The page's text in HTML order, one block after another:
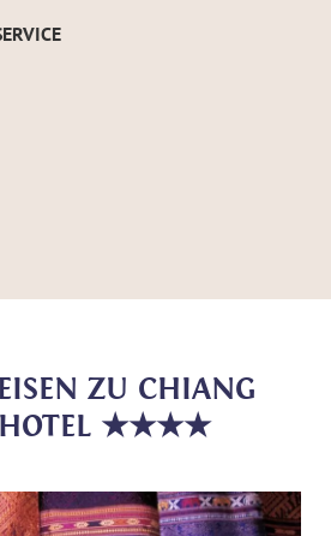
ZU CHIANG
HOTEL ★★★★